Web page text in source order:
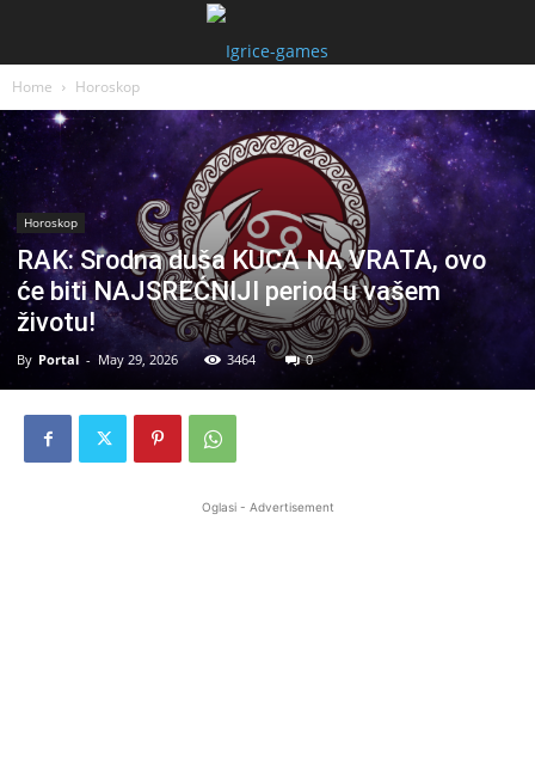
Home Horoskop
Horoskop
RAK: Srodna duša KUCA NA VRATA, ovo
će biti NAJSREĆNIJI period u vašem
životu!
By Portal - May 29, 2026 3464 0
Oglasi - Advertisement